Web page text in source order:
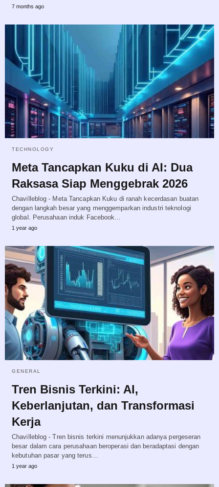
7 months ago
TECHNOLOGY
Meta Tancapkan Kuku di AI: Dua
Raksasa Siap Menggebrak 2026
Chavilleblog - Meta Tancapkan Kuku di ranah kecerdasan buatan
dengan langkah besar yang menggemparkan industri teknologi
global. Perusahaan induk Facebook…
1 year ago
GENERAL
Tren Bisnis Terkini: AI,
Keberlanjutan, dan Transformasi
Kerja
Chavilleblog - Tren bisnis terkini menunjukkan adanya pergeseran
besar dalam cara perusahaan beroperasi dan beradaptasi dengan
kebutuhan pasar yang terus…
1 year ago